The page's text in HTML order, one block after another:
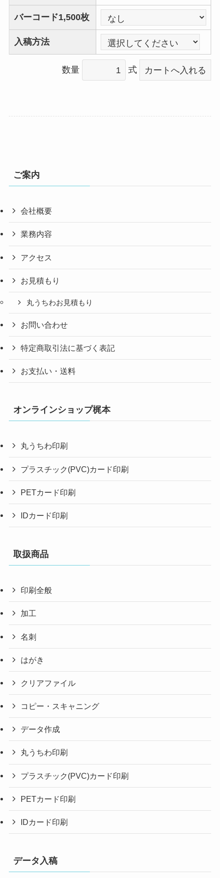
バーコード1,500枚
入稿方法
数量 式
ご案内
会社概要
業務内容
アクセス
お見積もり
丸うちわお見積もり
お問い合わせ
特定商取引法に基づく表記
お支払い・送料
オンラインショップ梶本
丸うちわ印刷
プラスチック(PVC)カード印刷
PETカード印刷
IDカード印刷
取扱商品
印刷全般
加工
名刺
はがき
クリアファイル
コピー・スキャニング
データ作成
丸うちわ印刷
プラスチック(PVC)カード印刷
PETカード印刷
IDカード印刷
データ入稿